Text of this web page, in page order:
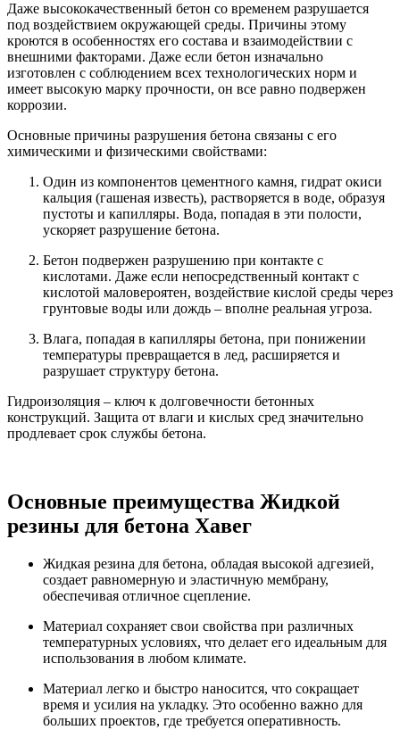
Даже высококачественный бетон со временем разрушается
под воздействием окружающей среды. Причины этому
кроются в особенностях его состава и взаимодействии с
внешними факторами. Даже если бетон изначально
изготовлен с соблюдением всех технологических норм и
имеет высокую марку прочности, он все равно подвержен
коррозии.
Основные причины разрушения бетона связаны с его
химическими и физическими свойствами:
Один из компонентов цементного камня, гидрат окиси
кальция (гашеная известь), растворяется в воде, образуя
пустоты и капилляры. Вода, попадая в эти полости,
ускоряет разрушение бетона.
Бетон подвержен разрушению при контакте с
кислотами. Даже если непосредственный контакт с
кислотой маловероятен, воздействие кислой среды через
грунтовые воды или дождь – вполне реальная угроза.
Влага, попадая в капилляры бетона, при понижении
температуры превращается в лед, расширяется и
разрушает структуру бетона.
Гидроизоляция – ключ к долговечности бетонных
конструкций. Защита от влаги и кислых сред значительно
продлевает срок службы бетона.
Основные преимущества Жидкой
резины для бетона Хавег
Жидкая резина для бетона, обладая высокой адгезией,
создает равномерную и эластичную мембрану,
обеспечивая отличное сцепление.
Материал сохраняет свои свойства при различных
температурных условиях, что делает его идеальным для
использования в любом климате.
Материал легко и быстро наносится, что сокращает
время и усилия на укладку. Это особенно важно для
больших проектов, где требуется оперативность.